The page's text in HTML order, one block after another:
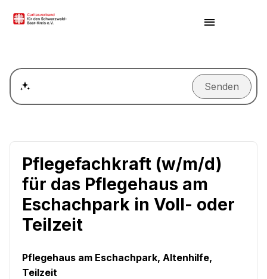
Wie kann ich einen Termin für ein Beratungsgespräch
Senden
Pflegefachkraft (w/m/d)
für das Pflegehaus am
Eschachpark in Voll- oder
Teilzeit
Pflegehaus am Eschachpark, Altenhilfe,
Teilzeit